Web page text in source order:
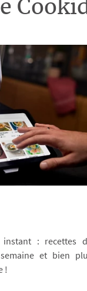
instant : recettes
et bien
!